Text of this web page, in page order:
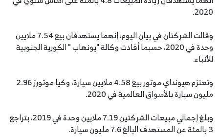
2020.
وقالت الشركتان في بيان اليوم، إنهما يستهدفان بيع 7.54 ملايين
وحدة في 2020، حسبما أفادت وكالة "يونهاب " الكورية الجنوبية
للأنباء.
وتعتزم هيونداي موتور بيع 4.58 ملايين سيارة، وكيا موتورز 2.96
مليون سيارة بالأسواق العالمية في 2020.
وبلغ إجمالي مبيعات الشركتين 7.19 ملايين وحدة في 2019، بتراجع
3 بالمئة عن المستهدف البالغ 7.6 مليون سيارة.